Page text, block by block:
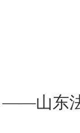
——山东法